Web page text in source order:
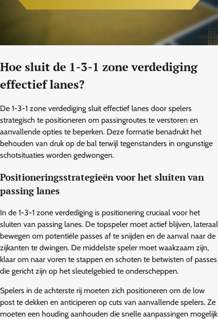
Hoe sluit de 1-3-1 zone verdediging
effectief lanes?
De 1-3-1 zone verdediging sluit effectief lanes door spelers
strategisch te positioneren om passingroutes te verstoren en
aanvallende opties te beperken. Deze formatie benadrukt het
behouden van druk op de bal terwijl tegenstanders in ongunstige
schotsituaties worden gedwongen.
Positioneringsstrategieën voor het sluiten van
passing lanes
In de 1-3-1 zone verdediging is positionering cruciaal voor het
sluiten van passing lanes. De topspeler moet actief blijven, lateraal
bewegen om potentiële passes af te snijden en de aanval naar de
zijkanten te dwingen. De middelste speler moet waakzaam zijn,
klaar om naar voren te stappen en schoten te betwisten of passes
die gericht zijn op het sleutelgebied te onderscheppen.
Spelers in de achterste rij moeten zich positioneren om de low
post te dekken en anticiperen op cuts van aanvallende spelers. Ze
moeten een houding aanhouden die snelle aanpassingen mogelijk